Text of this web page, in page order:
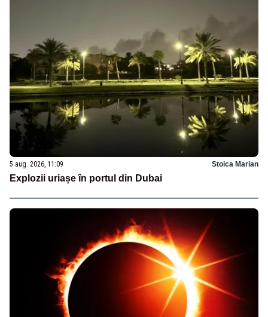
5 aug. 2026, 11:09 Stoica Marian
Explozii uriașe în portul din Dubai